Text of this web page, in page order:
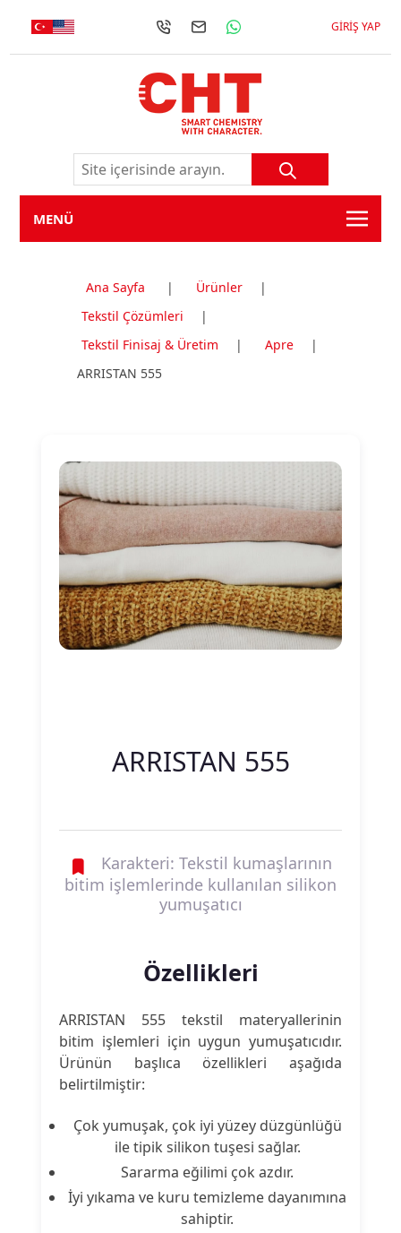
GIRIŞ YAP
MENÜ
Ana Sayfa | Ürünler
|
Tekstil Çözümleri
|
Tekstil Finisaj & Üretim
| Apre
|
ARRISTAN 555
ARRISTAN 555
Karakteri: Tekstil kumaşlarının
bitim işlemlerinde kullanılan silikon
yumuşatıcı
Özellikleri
ARRISTAN 555 tekstil materyallerinin
bitim işlemleri için uygun yumuşatıcıdır.
Ürünün başlıca özellikleri aşağıda
belirtilmiştir:
Çok yumuşak, çok iyi yüzey düzgünlüğü
ile tipik silikon tuşesi sağlar.
Sararma eğilimi çok azdır.
İyi yıkama ve kuru temizleme dayanımına
sahiptir.